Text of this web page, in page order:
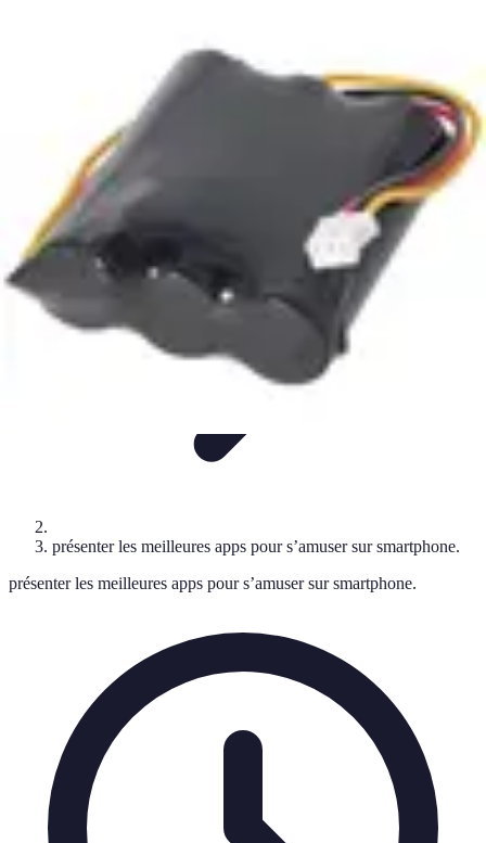
Fun Sur Smartphone
présenter les meilleures apps pour s’amuser sur smartphone.
présenter les meilleures apps pour s’amuser sur smartphone.